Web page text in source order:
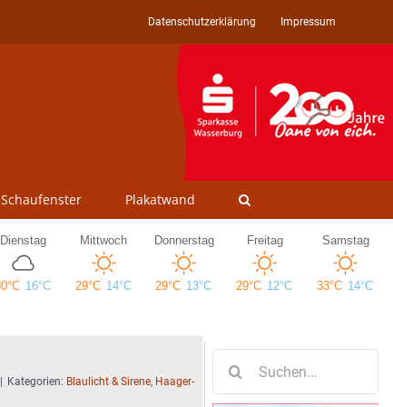
Datenschutzerklärung Impressum
Schaufenster Plakatwand
Kategorien: Blaulicht & Sirene, Haager-
nach: